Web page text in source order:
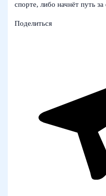
спорте, либо начнёт путь
Поделиться